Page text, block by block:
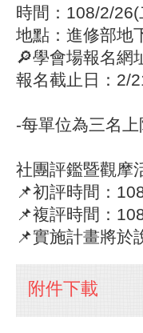
時間：108/2/
地點：進修部地
🔎學會場報名網
報名截止日：2/
-每單位為三名
社團評鑑暨觀摩
📌初評時間：
📌複評時間：
📌實施計畫將於
附件下載